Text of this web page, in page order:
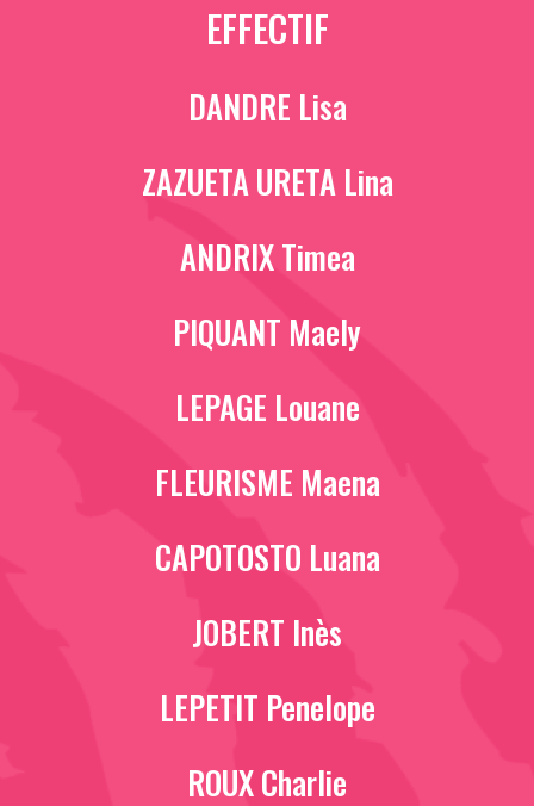
EFFECTIF
DANDRE Lisa
ZAZUETA URETA Lina
ANDRIX Timea
PIQUANT Maely
LEPAGE Louane
FLEURISME Maena
CAPOTOSTO Luana
JOBERT Inès
LEPETIT Penelope
ROUX Charlie